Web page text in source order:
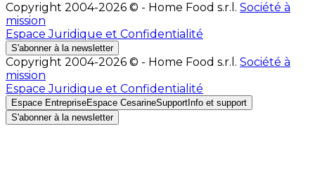
Copyright 2004-2026 © - Home Food s.r.l. Société à
mission
Espace Juridique et Confidentialité
S'abonner à la newsletter
Copyright 2004-2026 © - Home Food s.r.l. Société à
mission
Espace Juridique et Confidentialité
Espace EntrepriseEspace CesarineSupport Info et support
S'abonner à la newsletter